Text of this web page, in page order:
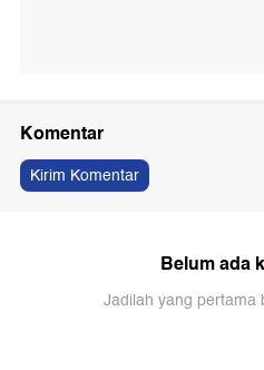
Komentar
Kirim Komentar
Belum ada
Jadilah yang pertama